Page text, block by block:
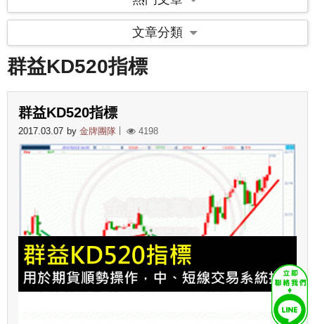
文章分類
群益KD520指標
群益KD520指標
2017.03.07 by 金牌團隊 4198